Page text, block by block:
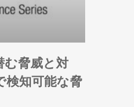
む脅威と対
知可能な脅